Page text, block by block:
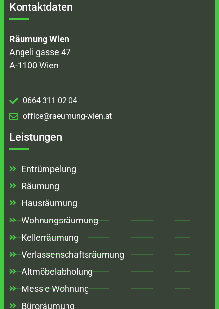
Kontaktdaten
Räumung Wien
Angeli gasse 47
A-1100 Wien
0664 311 02 04
office@raeumung-wien.at
Leistungen
Entrümpelung
Räumung
Hausräumung
Wohnungsräumung
Kellerräumung
Verlassenschaftsräumung
Altmöbelabholung
Messie Wohnung
Büroräumung